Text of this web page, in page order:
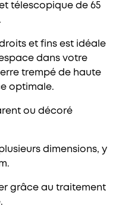
télescopique de 65
et fins est idéale
dans votre
trempé de haute
optimale.
ou décoré
dimensions, y
grâce au traitement